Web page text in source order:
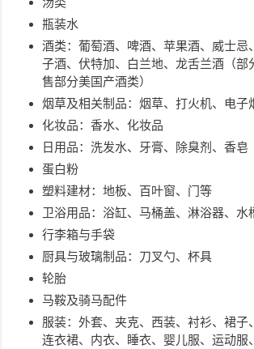
瓶装水
酒类：葡萄酒、啤酒、苹果酒、威士忌
子酒、伏特加、白兰地、龙舌兰酒（部
售部分美国产酒类）
烟草及相关制品：烟草、打火机、电子
化妆品：香水、化妆品
日用品：洗发水、牙膏、除臭剂、香皂
蛋白粉
塑料建材：地板、百叶窗、门等
卫浴用品：浴缸、马桶盖、淋浴器、水
行李箱与手袋
厨具与玻璃制品：刀叉勺、杯具
轮胎
马鞍及骑马配件
服装：外套、夹克、西装、衬衫、裙子
连衣裙、内衣、睡衣、婴儿服、运动服